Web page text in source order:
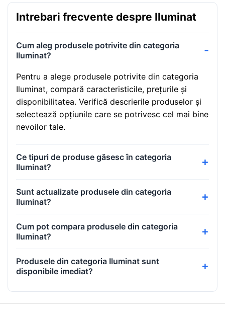
Intrebari frecvente despre Iluminat
Cum aleg produsele potrivite din categoria
Iluminat?
Pentru a alege produsele potrivite din categoria
Iluminat, compară caracteristicile, prețurile și
disponibilitatea. Verifică descrierile produselor și
selectează opțiunile care se potrivesc cel mai bine
nevoilor tale.
Ce tipuri de produse găsesc în categoria
Iluminat?
Sunt actualizate produsele din categoria
Iluminat?
Cum pot compara produsele din categoria
Iluminat?
Produsele din categoria Iluminat sunt
disponibile imediat?